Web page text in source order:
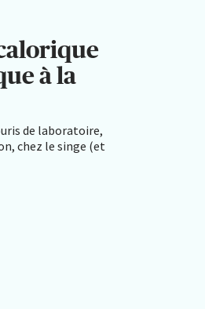
à la
de laboratoire,
chez le singe (et